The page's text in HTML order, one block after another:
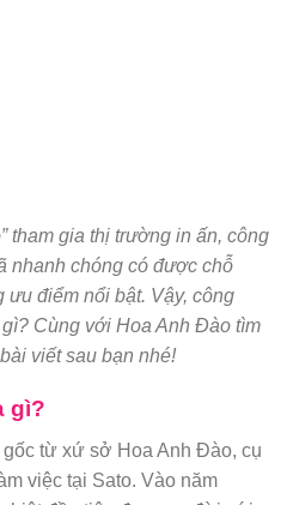
tham gia thị trường in ấn, công
nhanh chóng có được chỗ
điểm nổi bật. Vậy, công
Cùng với Hoa Anh Đào tìm
viết sau bạn nhé!
gì?
từ xứ sở Hoa Anh Đào, cụ
việc tại Sato. Vào năm